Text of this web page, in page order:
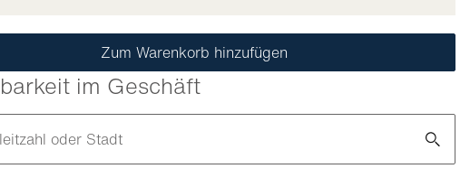
Zum Warenkorb hinzufügen
im Geschäft
oder Stadt